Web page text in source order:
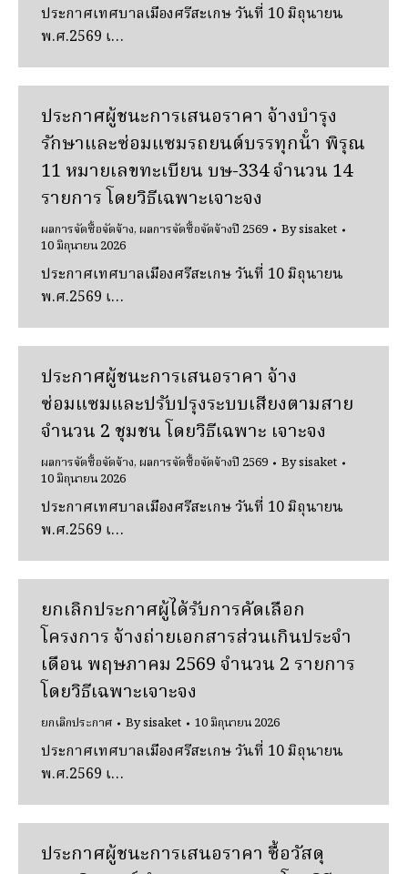
ประกาศเทศบาลเมืองศรีสะเกษ วันที่ 10 มิถุนายน
พ.ศ.2569 เ…
ประกาศผู้ชนะการเสนอราคา จ้างบํารุง
รักษาและซ่อมแซมรถยนต์บรรทุกน้ํา พิรุณ
11 หมายเลขทะเบียน บษ-334 จํานวน 14
รายการ โดยวิธีเฉพาะเจาะจง
ผลการจัดซื้อจัดจ้าง,ผลการจัดซื้อจัดจ้างปี 2569 Bysisaket
10 มิถุนายน 2026
ประกาศเทศบาลเมืองศรีสะเกษ วันที่ 10 มิถุนายน
พ.ศ.2569 เ…
ประกาศผู้ชนะการเสนอราคา จ้าง
ซ่อมแซมและปรับปรุงระบบเสียงตามสาย
จํานวน 2 ชุมชน โดยวิธีเฉพาะ เจาะจง
ผลการจัดซื้อจัดจ้าง,ผลการจัดซื้อจัดจ้างปี 2569 Bysisaket
10 มิถุนายน 2026
ประกาศเทศบาลเมืองศรีสะเกษ วันที่ 10 มิถุนายน
พ.ศ.2569 เ…
ยกเลิกประกาศผู้ได้รับการคัดเลือก
โครงการ จ้างถ่ายเอกสารส่วนเกินประจํา
เดือน พฤษภาคม 2569 จํานวน 2 รายการ
โดยวิธีเฉพาะเจาะจง
ยกเลิกประกาศ Bysisaket 10 มิถุนายน 2026
ประกาศเทศบาลเมืองศรีสะเกษ วันที่ 10 มิถุนายน
พ.ศ.2569 เ…
ประกาศผู้ชนะการเสนอราคา ซื้อวัสดุ